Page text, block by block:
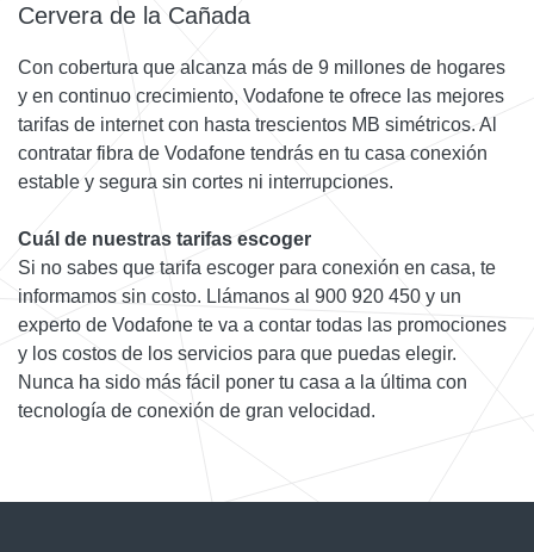
Cervera de la Cañada
Con cobertura que alcanza más de 9 millones de hogares
y en continuo crecimiento, Vodafone te ofrece las mejores
tarifas de internet con hasta trescientos MB simétricos. Al
contratar fibra de Vodafone tendrás en tu casa conexión
estable y segura sin cortes ni interrupciones.
Cuál de nuestras tarifas escoger
Si no sabes que tarifa escoger para conexión en casa, te
informamos sin costo. Llámanos al 900 920 450 y un
experto de Vodafone te va a contar todas las promociones
y los costos de los servicios para que puedas elegir.
Nunca ha sido más fácil poner tu casa a la última con
tecnología de conexión de gran velocidad.